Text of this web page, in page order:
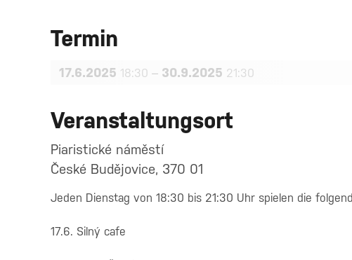
Termin
17.6.2025 18:30 – 30.9.2025 21:30
Veranstaltungsort
Piaristické náměstí
České Budějovice, 370 01
Jeden Dienstag von 18:30 bis 21:30 Uhr spielen die
17.6. Silný cafe